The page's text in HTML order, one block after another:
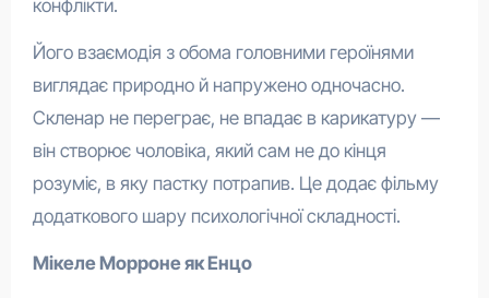
конфлікти.
Його взаємодія з обома головними героїнями
виглядає природно й напружено одночасно.
Скленар не переграє, не впадає в карикатуру —
він створює чоловіка, який сам не до кінця
розуміє, в яку пастку потрапив. Це додає фільму
додаткового шару психологічної складності.
Мікеле Морроне як Енцо